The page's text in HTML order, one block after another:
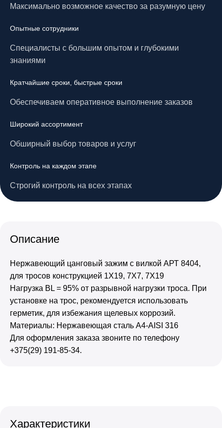
Максимально возможное качество за разумную цену
Опытные сотрудники
Специалисты с большим опытом и глубокими
знаниями
Кратчайшие сроки, быстрые сроки
Обеспечиваем оперативное выполнение заказов
Широкий ассортимент
Обширный выбор товаров и услуг
Контроль на каждом этапе
Строгий контроль на всех этапах
Описание
Нержавеющий цанговый зажим с вилкой АРТ 8404,
для тросов конструкцией 1Х19, 7Х7, 7Х19
Нагрузка BL = 95% от разрывной нагрузки троса. При
установке на трос, рекомендуется использовать
герметик, для избежания щелевых коррозий.
Материалы: Нержавеющая сталь А4-AISI 316
Для оформления заказа звоните по телефону
+375(29) 191-85-34.
Характеристики